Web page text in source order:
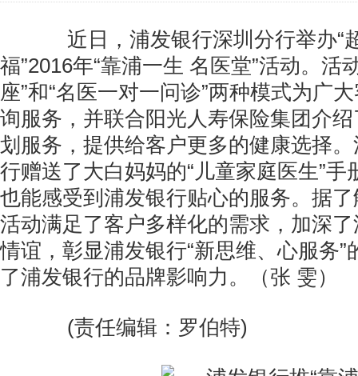
近日，浦发银行深圳分行举办“
福”2016年“靠浦一生 名医堂”活动。活
座”和“名医一对一问诊”两种模式为广
询服务，并联合阳光人寿保险集团介
划服务，提供给客户更多的健康选择
行赠送了大白妈妈的“儿童家庭医生”手
也能感受到浦发银行贴心的服务。据
活动满足了客户多样化的需求，加深
情谊，彰显浦发银行“新思维、心服务”
了浦发银行的品牌影响力。（张 雯）
(责任编辑：罗伯特)